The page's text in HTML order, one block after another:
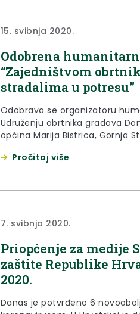
15. svibnja 2020.
Odobrena
“Zajedništvom
stradalima u potresu”
Odobrava se organizatoru
Udruženju obrtnika gradova
općina Marija Bistrica, Gornja
Zajedništvom obrtnika za
Pročitaj više
7. svibnja 2020.
Priopćenje za medije
zaštite Republike
2020.
Danas je potvrđeno 6